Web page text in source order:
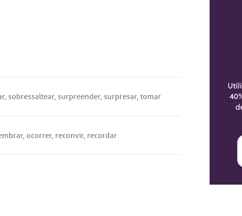
, sobressaltear, surpreender, surpresar, tomar
, ocorrer, reconvir, recordar